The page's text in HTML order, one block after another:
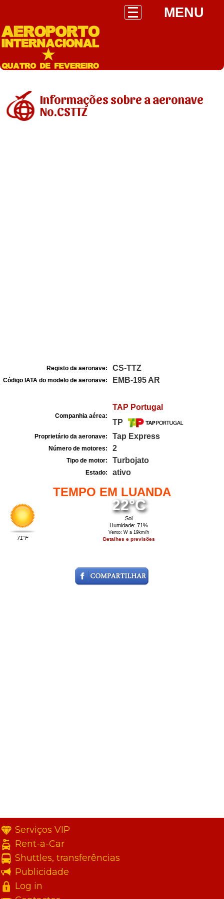
MENU
Informações sobre a aeronave
No.CSTTZ
Registo da aeronave: CS-TTZ
Código IATA do modelo de aeronave: EMB-195 AR
Companhia aérea:
TAP Portugal
TP
Proprietário da aeronave: Tap Express
Número de motores: 2
Tipo de motor: Turbojato
Estado: ativo
TEMPO EM LUANDA
71°F
22°C
Sol
Humidade: 71%
Vento: W a 19km/h
Detalhes e previsões
Serviços VIP
Rent-a-Car
Shuttles, transferências
Publicidade
Log in